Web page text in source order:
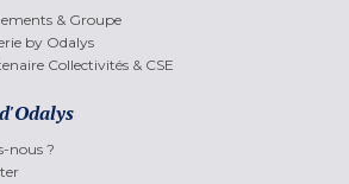
& Groupe
by Odalys
Collectivités & CSE
nous ?